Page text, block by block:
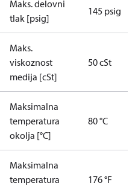
Maks. delovni
tlak [psig]
145 psig
Maks.
viskoznost
medija [cSt]
50 cSt
Maksimalna
temperatura
okolja [°C]
80 °C
Maksimalna
temperatura
176 °F